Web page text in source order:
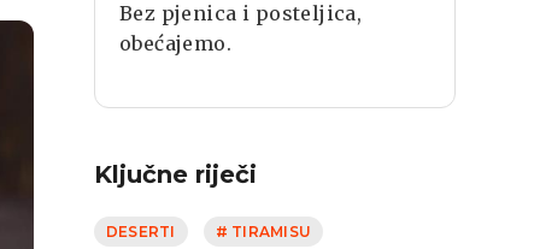
Bez pjenica i posteljica,
obećajemo.
Ključne riječi
DESERTI # TIRAMISU